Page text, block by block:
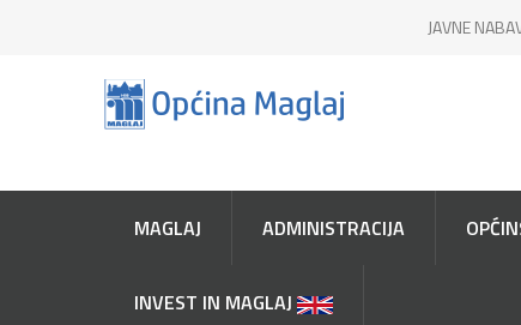
JAVNE
MAGLAJ ADMINISTRACIJA
INVEST IN MAGLAJ